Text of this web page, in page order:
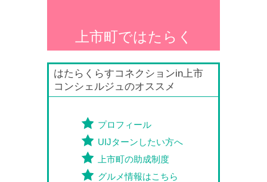
上市町ではたらく
はたらくらすコネクションin上市
コンシェルジュのオススメ
プロフィール
UIJターンしたい方へ
上市町の助成制度
グルメ情報はこちら